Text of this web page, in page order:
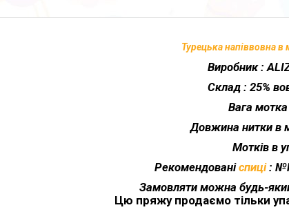
Турецька напіввовна в
Виробник:
Склад : 25%
Вага мотка
Довжина нитки в
Мотків в
Рекомендованіспиці:
Замовляти можна будь-який
Цю пряжу продаємо тільки